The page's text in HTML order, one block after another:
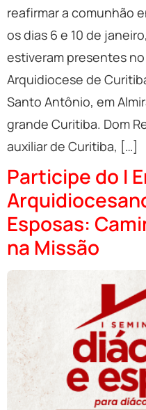
reafirmar a comunhão
os dias 6 e 10 de
estiveram presentes
Arquidiocese de
Santo Antônio, em
grande Curitiba. Dom
auxiliar de Curitiba, […]
Participe do I
Esposas:
na Missão